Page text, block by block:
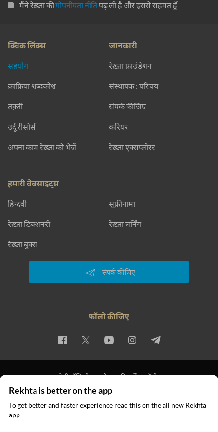
मैंने रेख़्ता कीगोपनीयता नीतिपढ़ ली है और इससे सहमत हूँ
क्विक लिंक्स
सहयोग
क़ाफ़िया शब्दकोश
तक़्ती
उर्दू रीसोर्स
अपना काम रेख़्ता को भेजें
जानकारी
रेख़्ता फ़ाउंडेशन
संस्थापक : परिचय
संपर्क कीजिए
करियर
रेख़्ता एक्सप्लोरर
हमारी वेबसाइट्स
हिन्दवी सूफ़ीनामा
रेख़्ता डिक्शनरी रेख़्ता लर्निंग
रेख़्ता बुक्स
संपर्क कीजिए
फॉलो कीजिए
प्राइवेसी पॉलिसी इस्तेमाल की शर्तें कॉपीराइट
© 2026 Rekhta™ Foundation. All rights reserved.
Rekhta is better on the app
To get better and faster experience read this on the all new Rekhta
app